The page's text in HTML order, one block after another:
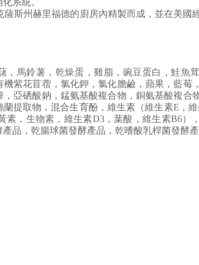
系統。
斯州赫里福德的廚房內精製而成，並在美國
，馬鈴薯，乾燥蛋，雞脂，豌豆蛋白，鮭魚
紫花苜蓿，氯化鉀，氯化膽鹼，蘋果，藍莓
亞硒酸鈉，錳氨基酸複合物，銅氨基酸複合
提取物，混合生育酚，維生素（維生素E，維
素，生物素，維生素D3，葉酸，維生素B6）
品，乾腸球菌發酵產品，乾嗜酸乳桿菌發酵產